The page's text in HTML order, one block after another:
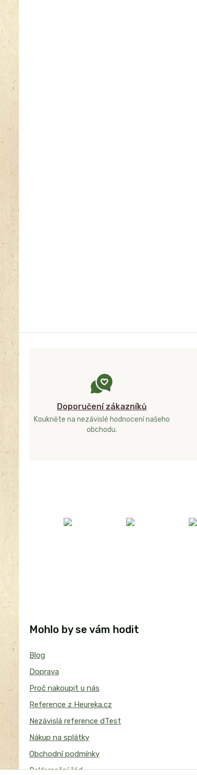
Doporučení zákazníků
Koukněte na nezávislé hodnocení našeho
obchodu.
Mohlo by se vám hodit
Blog
Doprava
Proč nakoupit u nás
Reference z Heureka.cz
Nezávislá reference dTest
Nákup na splátky
Obchodní podmínky
Reklamační řád